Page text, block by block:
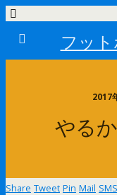
フッ
2017
やる
Share Tweet Pin Mail SMS